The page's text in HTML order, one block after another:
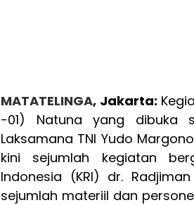
MATATELINGA, Jakarta:
-01) Natuna yang dibuka
Laksamana TNI Yudo
kini sejumlah kegiatan
Indonesia (KRI) dr.
sejumlah materiil dan